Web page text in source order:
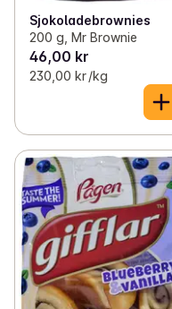
Sjokoladebrownies
200 g, Mr Brownie
46,00 kr
230,00 kr /kg